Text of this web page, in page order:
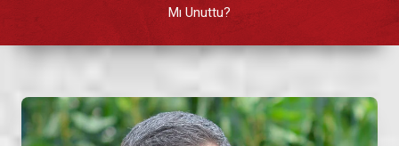
Mı Unuttu?